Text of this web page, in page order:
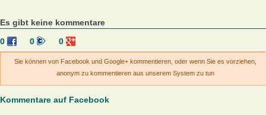
Es gibt keine kommentare
0
0 0
Sie können von Facebook und Google+ kommentieren, oder wenn Sie es vorziehen,
anonym zu kommentieren aus unserem System zu tun
Kommentare auf Facebook